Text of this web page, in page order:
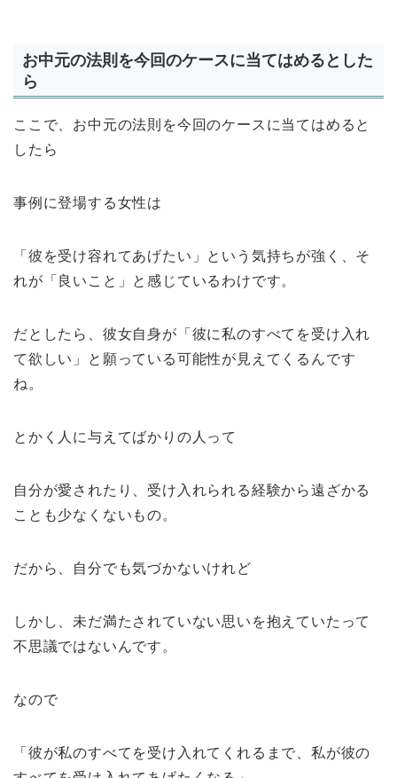
お中元の法則を今回のケースに当てはめるとした
ら
ここで、お中元の法則を今回のケースに当てはめると
したら
事例に登場する女性は
「彼を受け容れてあげたい」という気持ちが強く、そ
れが「良いこと」と感じているわけです。
だとしたら、彼女自身が「彼に私のすべてを受け入れ
て欲しい」と願っている可能性が見えてくるんです
ね。
とかく人に与えてばかりの人って
自分が愛されたり、受け入れられる経験から遠ざかる
ことも少なくないもの。
だから、自分でも気づかないけれど
しかし、未だ満たされていない思いを抱えていたって
不思議ではないんです。
なので
「彼が私のすべてを受け入れてくれるまで、私が彼の